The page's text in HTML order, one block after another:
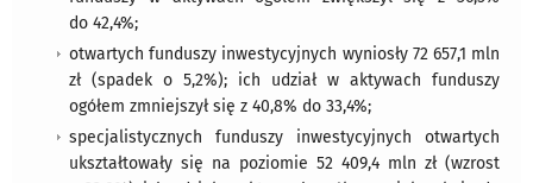
do 42,4%;
otwartych funduszy inwestycyjnych wyniosły 72 657,1 mln
zł (spadek o 5,2%); ich udział w aktywach funduszy
ogółem zmniejszył się z 40,8% do 33,4%;
specjalistycznych funduszy inwestycyjnych otwartych
ukształtowały się na poziomie 52 409,4 mln zł (wzrost